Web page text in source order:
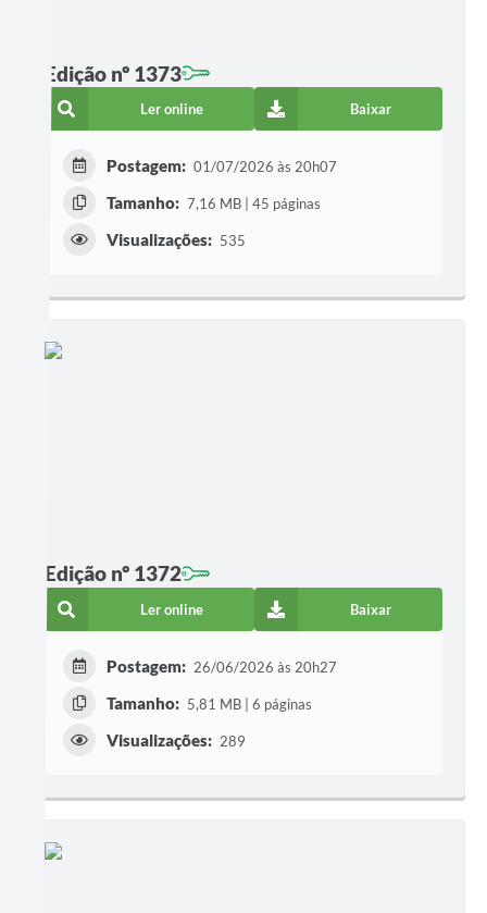
Edição nº 1373
Ler online Baixar
Postagem: 01/07/2026 às 20h07
Tamanho: 7,16 MB | 45 páginas
Visualizações: 535
Edição nº 1372
Ler online Baixar
Postagem: 26/06/2026 às 20h27
Tamanho: 5,81 MB | 6 páginas
Visualizações: 289